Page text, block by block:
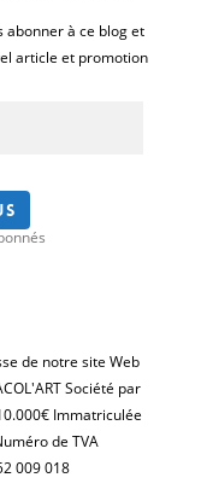
abonner à ce blog et
article et promotion
de notre site Web
Société par
Immatriculée
de TVA
009 018